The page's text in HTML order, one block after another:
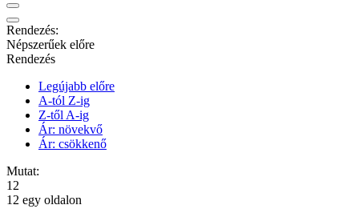
Rendezés:
Népszerűek előre
Rendezés
Legújabb előre
A-tól Z-ig
Z-től A-ig
Ár: növekvő
Ár: csökkenő
Mutat:
12
12 egy oldalon